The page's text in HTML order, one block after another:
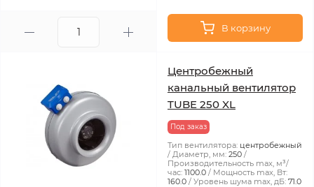
В корзину
Центробежный
канальный вентилятор
TUBE 250 XL
Под заказ
Тип вентилятора: центробежный
Диаметр, мм: 250
Производительность max, м³/
час: 1100.0
Мощность max, Вт:
160.0
Уровень шума max, дБ: 71.0